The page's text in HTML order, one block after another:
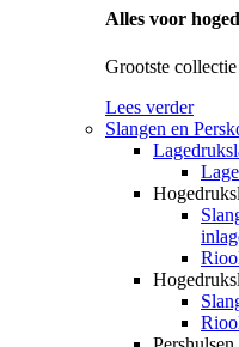
Alles voor
Grootste
Lees verder
Slangen en